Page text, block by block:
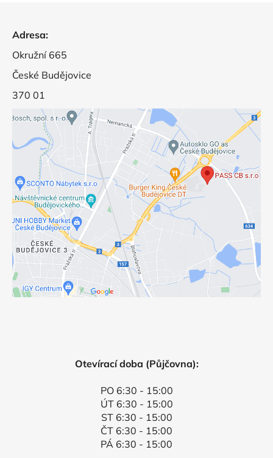
Adresa:
Okružní 665
České Budějovice
370 01
Otevírací doba (Půjčovna):
PO 6:30 - 15:00
ÚT 6:30 - 15:00
ST 6:30 - 15:00
ČT 6:30 - 15:00
PÁ 6:30 - 15:00